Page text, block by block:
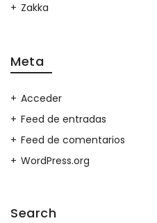
Zakka
Meta
Acceder
Feed de entradas
Feed de comentarios
WordPress.org
Search